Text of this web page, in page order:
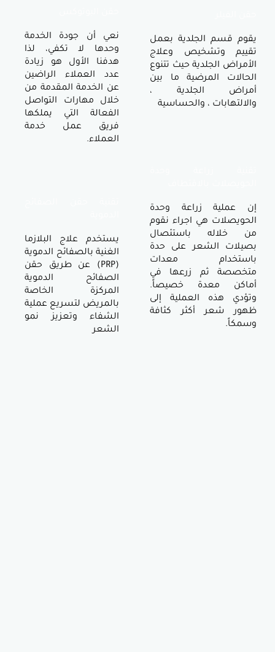
نعي أن جودة الخدمة
وحدها لا تكفي، لذا
هدفنا الأول هو زيادة
عدد العملاء الراضين
عن الخدمة المقدمة من
خلال مهارات التواصل
الفعالة التي يملكها
فريق عمل خدمة
تقنية حقن الصفائح
الدموية
يستخدم علاج البلازما
الغنية بالصفائح الدموية
(PRP) عن طريق حقن
الصفائح الدموية
المركزة الخاصة
بالمريض لتسريع عملية
الشفاء وتعزيز نمو
بعمل
وعلاج
حيث تتنوع
ما بين
،
، والحساسية
وحدة
اجراء نقوم
باستئصال
على حدة
معدات
زرعها في
خصيصاً.
إلى
كثافة